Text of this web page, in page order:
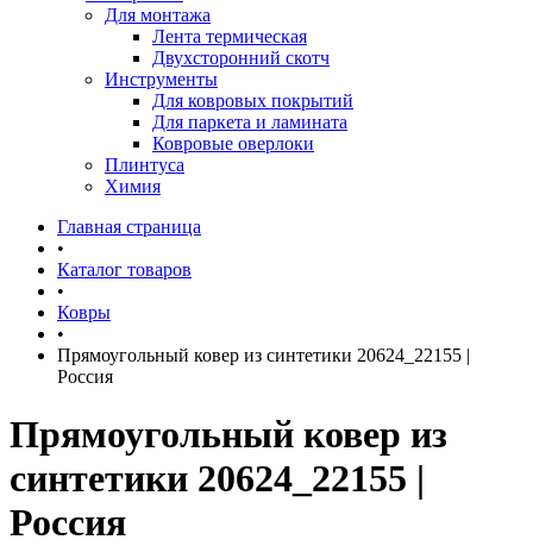
Для монтажа
Лента термическая
Двухсторонний скотч
Инструменты
Для ковровых покрытий
Для паркета и ламината
Ковровые оверлоки
Плинтуса
Химия
Главная страница
•
Каталог товаров
•
Ковры
•
Прямоугольный ковер из синтетики 20624_22155 |
Россия
Прямоугольный ковер из
синтетики 20624_22155 |
Россия